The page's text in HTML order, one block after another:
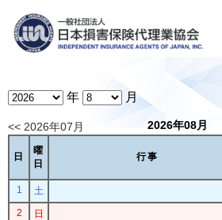
年 月
<< 2026年07月 2026年08月
日
曜
日
行事
1
土
2
日